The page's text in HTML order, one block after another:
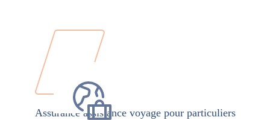
Assurance assistance voyage pour particuliers